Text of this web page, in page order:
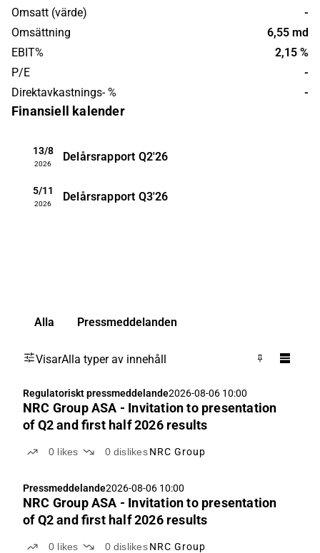
Bolaget grundades 1966 och har sitt huvudkontor i
Lysaker.
Omsatt (värde)
-
Omsättning
6,55 md
EBIT%
2,15 %
P/E
-
Direktavkastnings- %
-
Finansiell kalender
13/8
2026
Delårsrapport Q2'26
5/11
2026
Delårsrapport Q3'26
Alla Pressmeddelanden
VisarAlla typer av innehåll
Regulatoriskt pressmeddelande2026-08-06 10:00
NRC Group ASA - Invitation to presentation
of Q2 and first half 2026 results
0 likes 0 dislikes NRC Group
Pressmeddelande2026-08-06 10:00
NRC Group ASA - Invitation to presentation
of Q2 and first half 2026 results
0 likes 0 dislikes NRC Group